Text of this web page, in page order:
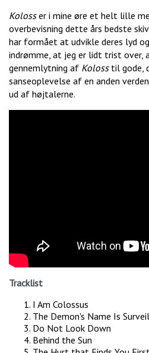
Kolosser i mine øre et helt lille
overbevisning dette års bedste
har formået at udvikle deres lyd
indrømme, at jeg er lidt trist over,
gennemlytning af Kolosstil gode,
sanseoplevelse af en anden
ud af højtalerne.
Tracklist
I Am Colossus
The Demon's Name Is
Do Not Look Down
Behind the Sun